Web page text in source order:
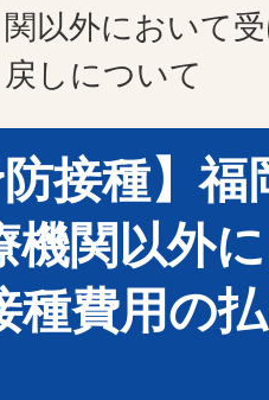
関以外において
戻しについて
防接種】
機関以外
種費用の